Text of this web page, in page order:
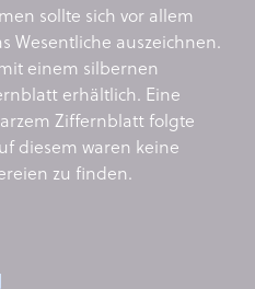
sollte sich vor allem
Wesentliche auszeichnen.
einem silbernen
erhältlich. Eine
Ziffernblatt folgte
diesem waren keine
zu finden.